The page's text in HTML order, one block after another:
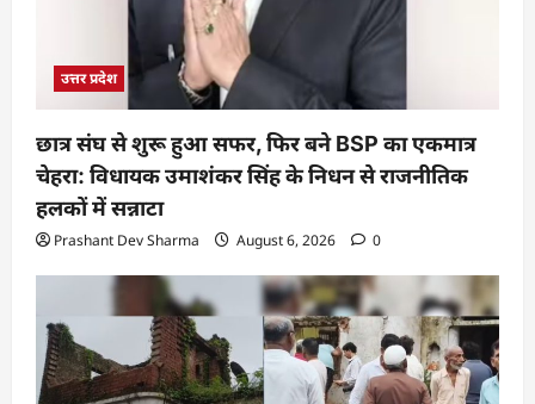
उत्तर प्रदेश
छात्र संघ से शुरू हुआ सफर, फिर बने BSP का एकमात्र
चेहरा: विधायक उमाशंकर सिंह के निधन से राजनीतिक
हलकों में सन्नाटा
Prashant Dev Sharma August 6, 2026 0